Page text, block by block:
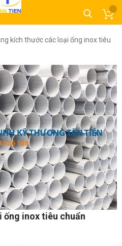
kích thước các loại ống inox tiêu
inox tiêu chuẩn